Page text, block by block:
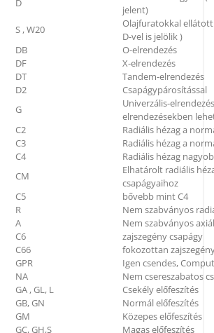
D
jelent)
S , W20
Olajfuratokkal
D-vel is jelölik )
DB
O-elrendezés
DF
X-elrendezés
DT
Tandem-elrendezés
D2
Csapágypárosítással
G
Univerzális-
elrendezésekben
C2
Radiális hézag a
C3
Radiális hézag a
C4
Radiális hézag
CM
Elhatárolt radiális
csapágyaihoz
C5
bővebb mint C4
R
Nem szabványos
A
Nem szabványos
C6
zajszegény csapágy
C66
fokozottan
GPR
Igen csendes,
NA
Nem csereszabatos
GA , GL, L
Csekély előfeszítés
GB, GN
Normál előfeszítés
GM
Közepes előfeszítés
GC, GH,S
Magas előfeszítés